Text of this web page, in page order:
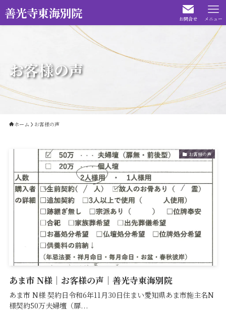
善光寺東海別院 お問合せ メニュー
お客様の声
ホーム お客様の声
お客様の声
あま市 N様｜お客様の声｜善光寺東海別院
あま市 N様 契約日令和6年11月30日住まい愛知県あま市施主名N
様契約50万夫婦壇（扉...